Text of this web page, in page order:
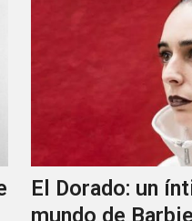
El Dorado: un
mundo de